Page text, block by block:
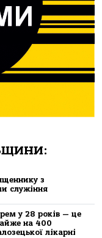
з
служіння
у 28 років — це
на 400
лікарні